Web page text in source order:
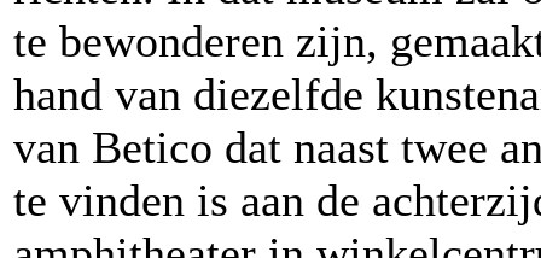
te bewonderen zijn,
hand van diezelfde
van Betico dat naast twee
te vinden is aan de